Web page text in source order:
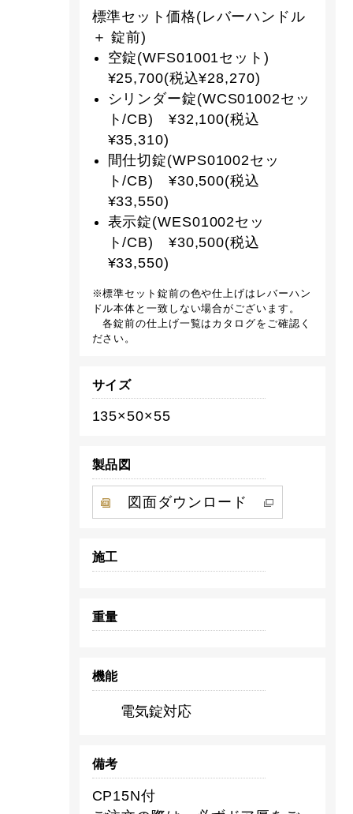
標準セット価格(レバーハンドル
＋ 錠前)
空錠(WFS01001セット)
¥25,700(税込¥28,270)
シリンダー錠(WCS01002セッ
ト/CB) ¥32,100(税込
¥35,310)
間仕切錠(WPS01002セッ
ト/CB) ¥30,500(税込
¥33,550)
表示錠(WES01002セッ
ト/CB) ¥30,500(税込
¥33,550)
※標準セット錠前の色や仕上げはレバーハン
ドル本体と一致しない場合がございます。
各錠前の仕上げ一覧はカタログをご確認く
ださい。
サイズ
135×50×55
製品図
図面ダウンロード
施工
重量
機能
電気錠対応
備考
CP15N付